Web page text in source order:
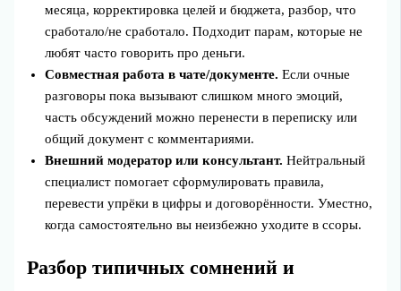
месяца, корректировка целей и бюджета, разбор, что
сработало/не сработало. Подходит парам, которые не
любят часто говорить про деньги.
Совместная работа в чате/документе. Если очные
разговоры пока вызывают слишком много эмоций,
часть обсуждений можно перенести в переписку или
общий документ с комментариями.
Внешний модератор или консультант. Нейтральный
специалист помогает сформулировать правила,
перевести упрёки в цифры и договорённости. Уместно,
когда самостоятельно вы неизбежно уходите в ссоры.
Разбор типичных сомнений и